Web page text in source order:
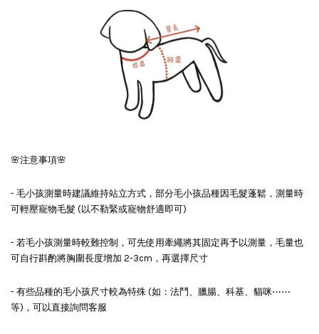
🌸注意事項🌸
- 毛小孩測量時建議維持站立方式，部分毛小孩品種因毛髮蓬鬆，測量時
可輕壓寵物毛髮 (以不勒緊或寵物舒適即可)
- 若毛小孩測量時較難控制，可先使用牽繩將其固定再予以測量，毛量也
可自行斟酌將胸圍長度增加 2-3cm，再選擇尺寸
- 有些品種的毛小孩尺寸較為特殊 (如：法鬥、臘腸、科基、貓咪⋯⋯
等)，可以直接詢問客服